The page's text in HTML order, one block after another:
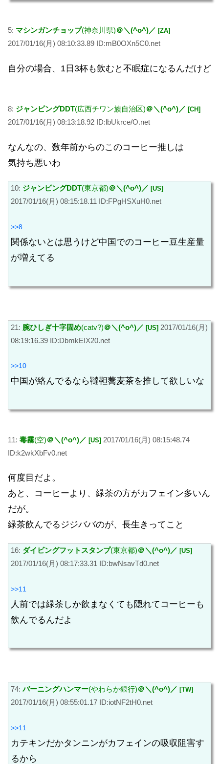
5: マシンガンチョップ(神奈川県)＠＼(^o^)／ [ZA]
2017/01/16(月) 08:10:33.89 ID:mB0OXn5C0.net
自分の場合、1日3杯も飲むと不眠症になるんだけど
8: ジャンピングDDT(広西チワン族自治区)＠＼(^o^)／ [CH]
2017/01/16(月) 08:13:18.92 ID:lbUkrce/O.net
なんなの、数年前からのこのコーヒー推しは
気持ち悪いわ
10: ジャンピングDDT(東京都)＠＼(^o^)／ [US]
2017/01/16(月) 08:15:18.11 ID:FPgHSXuH0.net
>>8
関係ないとは思うけど中国でのコーヒー豆生産量
が増えてる
21: 腕ひしぎ十字固め(catv?)＠＼(^o^)／ [US] 2017/01/16(月)
08:19:16.39 ID:DbmkEIX20.net
>>10
中国が絡んでるなら韃靼蕎麦茶を推して欲しいな
11: 毒霧(空)＠＼(^o^)／ [US] 2017/01/16(月) 08:15:48.74
ID:k2wkXbFv0.net
何度目だよ。
あと、コーヒーより、緑茶の方がカフェイン多いん
だが。
緑茶飲んでるジジババのが、長生きってこと
16: ダイビングフットスタンプ(東京都)＠＼(^o^)／ [US]
2017/01/16(月) 08:17:33.31 ID:bwNsavTd0.net
>>11
人前では緑茶しか飲まなくても隠れてコーヒーも
飲んでるんだよ
74: バーニングハンマー(やわらか銀行)＠＼(^o^)／ [TW]
2017/01/16(月) 08:55:01.17 ID:iotNF2tH0.net
>>11
カテキンだかタンニンがカフェインの吸収阻害す
るから